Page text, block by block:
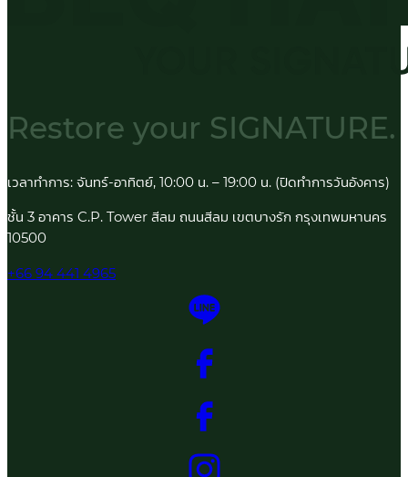
Restore your SIGNATURE.
เวลาทำการ: จันทร์-อาทิตย์, 10:00 น. – 19:00 น. (ปิดทำการวันอังคาร)
ชั้น 3 อาคาร C.P. Tower สีลม ถนนสีลม เขตบางรัก กรุงเทพมหานคร
10500
+66 94 441 4965